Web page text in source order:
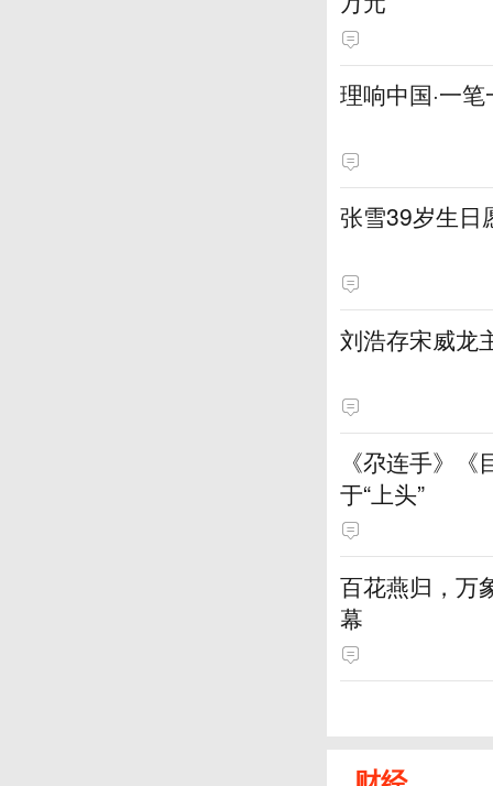
理响中国·一
张雪39岁生日
刘浩存宋威龙
《尕连手》
于“上头”
百花燕归，万
幕